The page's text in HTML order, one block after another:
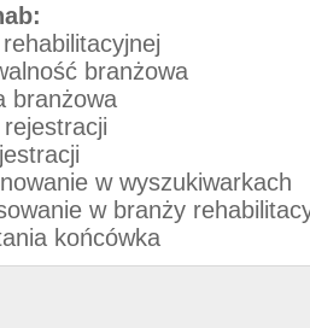
branżowa
branżowa
w wyszukiwarkach
w branży
końcówka